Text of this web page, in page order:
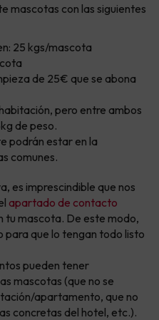
mascotas con las siguientes
25 kgs/mascota
de 25€ que se abona
pero entre ambos
de peso.
podrán estar en la
comunes.
es imprescindible que nos
apartado de contacto
tu mascota. De este modo,
que lo tengan todo listo
pueden tener
mascotas (que no se
apartamento, que no
concretas del hotel, etc.).